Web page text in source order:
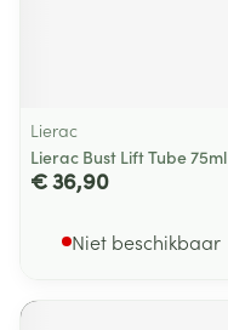
Lierac
Lierac Bust Lift Tube 75ml
€ 36,90
Niet beschikbaar